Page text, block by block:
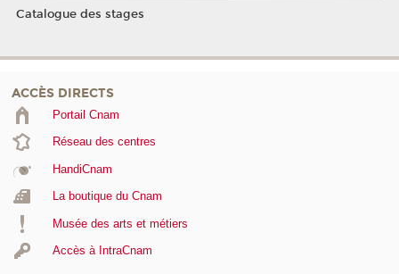
Catalogue des stages
ACCÈS DIRECTS
Portail Cnam
Réseau des centres
HandiCnam
La boutique du Cnam
Musée des arts et métiers
Accès à IntraCnam